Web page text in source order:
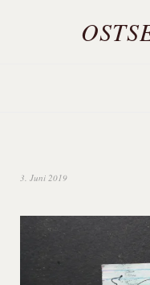
3. Juni 2019